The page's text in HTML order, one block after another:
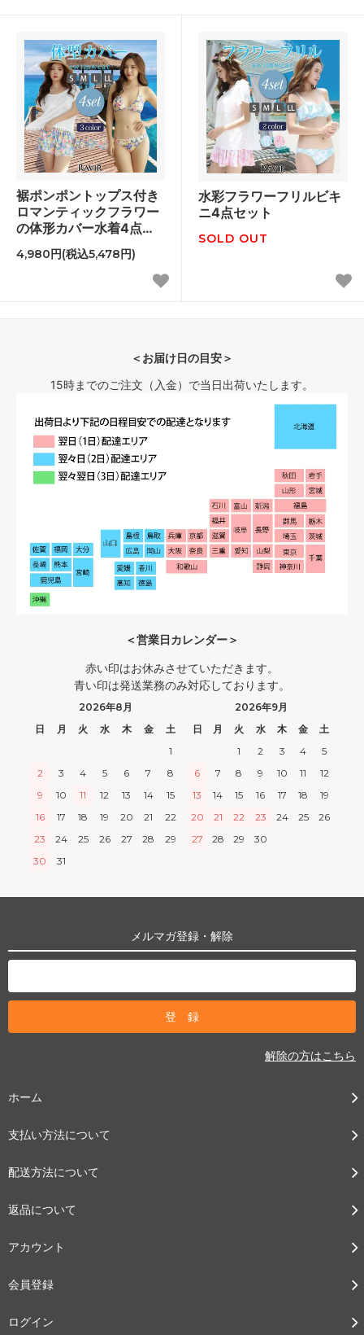
裾ポンポントップス付き
ロマンティックフラワー
の体形カバー水着4点セ
4,980円(税込5,478円)
水彩フラワーフリルビキ
ニ4点セット
SOLD OUT
＜お届け日の目安＞
15時までのご注文（入金）で当日出荷いたします。
＜営業日カレンダー＞
赤い印はお休みさせていただきます。
青い印は発送業務のみ対応しております。
2026年8月
日
月 火 水 木 金
土
1
2
3 4 5 6 7
8
9
10 11 12 13 14
15
16
17 18 19 20 21
22
23
24 25 26 27 28
29
30
31
2026年9月
日
月 火 水 木 金
土
1
2 3 4
5
6
7 8 9 10 11
12
13
14 15 16 17 18
19
20
21 22 23 24 25
26
27
28 29 30
メルマガ登録・解除
解除の方はこちら
ホーム
支払い方法について
配送方法について
返品について
アカウント
会員登録
ログイン